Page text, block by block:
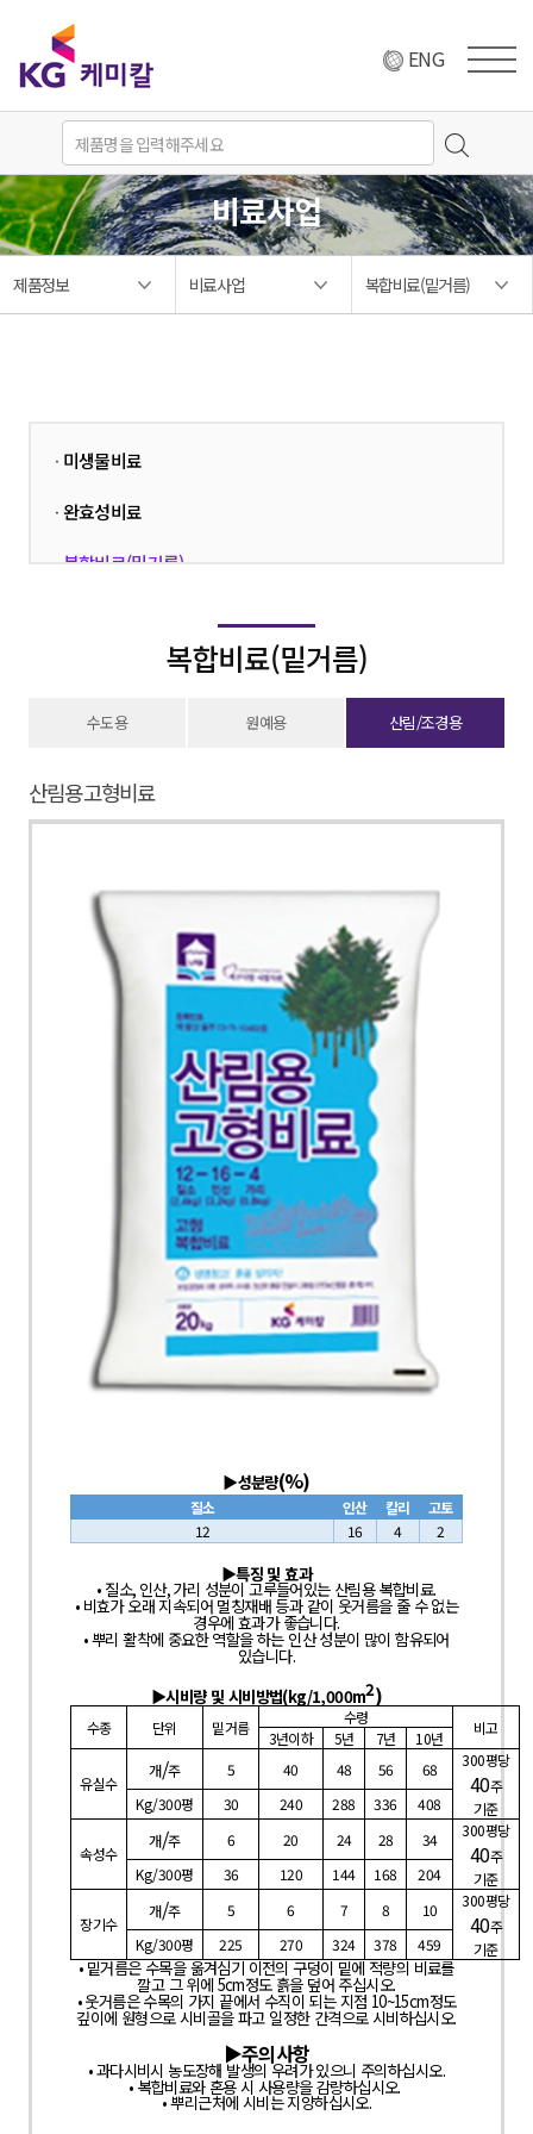
ENG
비료사업
제품정보 비료사업 복합비료(밑거름)
· 미생물비료
· 완효성비료
복합비료(밑거름)
부산물비료(퇴비)
·친환경
복합비료(밑거름)
수도용 원예용 산림/조경용
산림용고형비료
▶성분량(%)
질소 인산 칼리
고토
12
16 4 2
▶특징 및 효과
• 질소, 인산,가리 성분이 고루들어있는 산림용 복합비료.
• 비효가 오래 지속되어 멀칭재배 등과 같이 웃거름을 줄 수 없는
경우에 효과가 좋습니다.
•뿌리 활착에 중요한 역할을 하는 인산 성분이 많이 함유되어
있습니다.
▶시비량 및 시비방법(kg/1,000m2)
수종 단위 밑거름
수령
비고
3년이하 5년 7년 10년
유실수
개/주 5 40 48 56 68 300평당
40주
기준
Kg/300평 30 240 288 336 408
속성수
개/주 6 20 24 28 34 300평당
40주
기준
Kg/300평 36 120 144 168 204
장기수
개/주 5 6 7 8 10 300평당
40주
기준
Kg/300평 225 270 324 378 459
• 밑거름은 수목을 옮겨심기 이전의 구덩이 밑에 적량의 비료를
깔고 그 위에 5cm정도 흙을 덮어 주십시오.
•웃거름은 수목의 가지 끝에서 수직이 되는 지점 10~15cm정도
깊이에 원형으로 시비골을 파고 일정한 간격으로 시비하십시오.
▶주의사항
•과다시비시 농도장해 발생의 우려가 있으니 주의하십시오.
• 복합비료와 혼용 시 사용량을 감량하십시오.
• 뿌리근처에 시비는 지양하십시오.